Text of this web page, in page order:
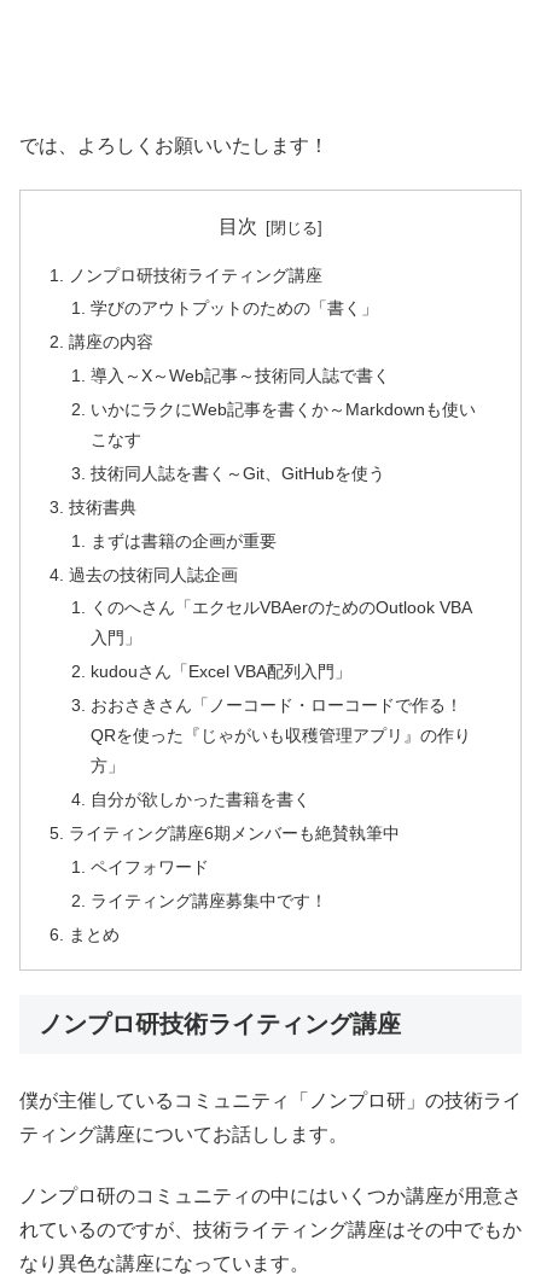
では、よろしくお願いいたします！
目次
ノンプロ研技術ライティング講座
学びのアウトプットのための「書く」
講座の内容
導入～X～Web記事～技術同人誌で書く
いかにラクにWeb記事を書くか～Markdownも使い
こなす
技術同人誌を書く～Git、GitHubを使う
技術書典
まずは書籍の企画が重要
過去の技術同人誌企画
くのへさん「エクセルVBAerのためのOutlook VBA
入門」
kudouさん「Excel VBA配列入門」
おおさきさん「ノーコード・ローコードで作る！
QRを使った『じゃがいも収穫管理アプリ』の作り
方」
自分が欲しかった書籍を書く
ライティング講座6期メンバーも絶賛執筆中
ペイフォワード
ライティング講座募集中です！
まとめ
ノンプロ研技術ライティング講座
僕が主催しているコミュニティ「ノンプロ研」の技術ライ
ティング講座についてお話しします。
ノンプロ研のコミュニティの中にはいくつか講座が用意さ
れているのですが、技術ライティング講座はその中でもか
なり異色な講座になっています。